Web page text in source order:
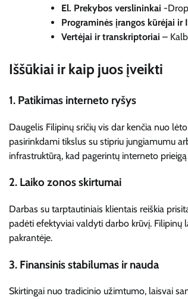
El. Prekybos verslininkai -
Programinės įrangos kūrėjai ir
Vertėjai ir transkriptoriai –
Iššūkiai ir kaip juos įveikti
1. Patikimas interneto ryšys
Daugelis Filipinų sričių vis dar kenčia nuo
pasirinkdami tikslus su stipriu jungiamumu
infrastruktūrą, kad pagerintų interneto
2. Laiko zonos skirtumai
Darbas su tarptautiniais klientais reiškia
padėti efektyviai valdyti darbo krūvį. Filipinų
pakrantėje.
3. Finansinis stabilumas ir nauda
Skirtingai nuo tradicinio užimtumo, laisvai